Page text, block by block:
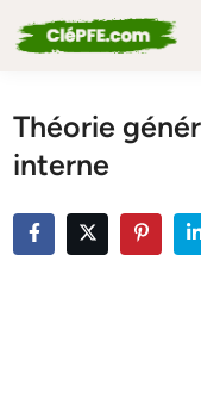
to
Théorie
interne